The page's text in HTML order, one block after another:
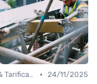
Coûts & Tarification •
24/11/2025